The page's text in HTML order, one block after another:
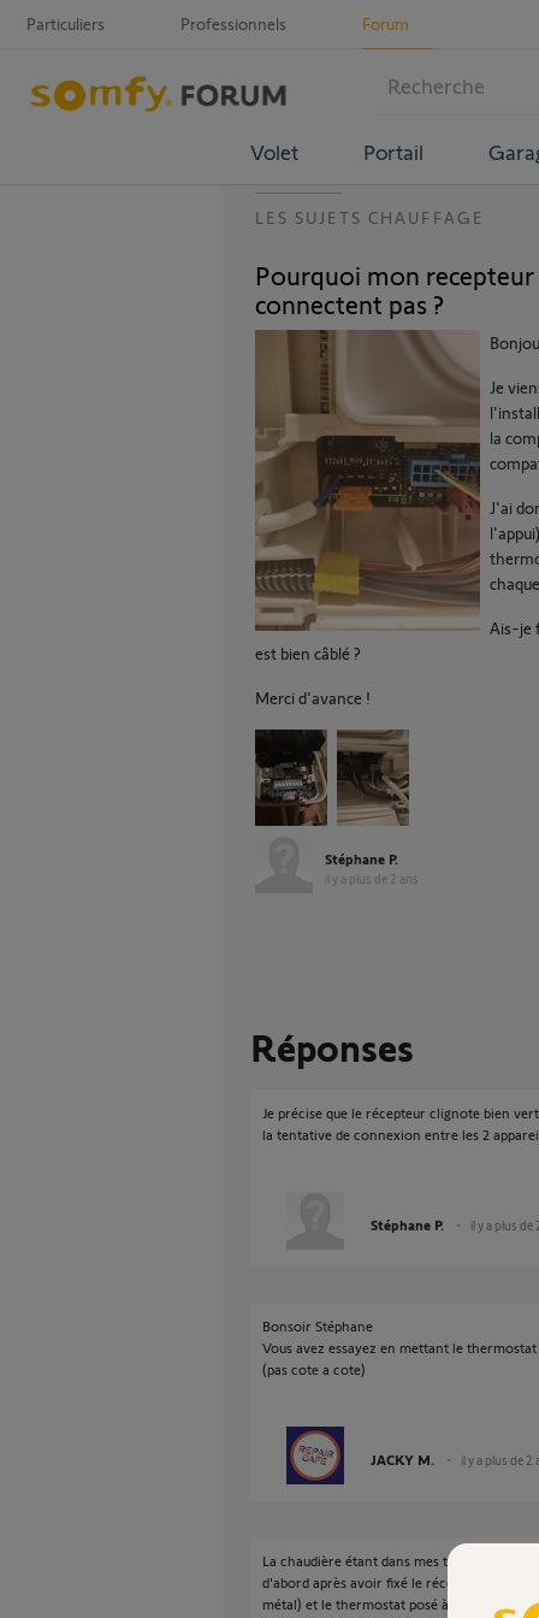
Particuliers Professionnels Forum
Volet Portail
LES SUJETS CHAUFFAGE
Pourquoi mon
connectent pas ?
Je
la
J'ai
Ais-je
est bien câblé ?
Merci d'avance !
Stéphane P.
il y a plus de 2 ans
Réponses
Je précise que le récepteur clignote bien
la tentative de connexion entre les 2
Stéphane P. il y a plus de
Bonsoir Stéphane
Vous avez essayez en mettant le
(pas cote a cote)
JACKY M. il y a plus de 2
La chaudière étant dans mes toilettes, j'ai
d'abord après avoir fixé le récepteur au mur
métal) et le thermostat posé à environ 1m.